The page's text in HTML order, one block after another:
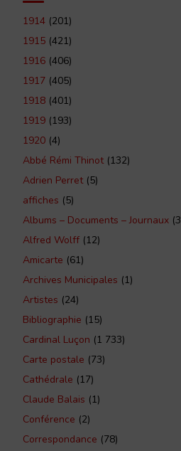
1914 (201)
1915 (421)
1916 (406)
1917 (405)
1918 (401)
1919 (193)
1920 (4)
Abbé Rémi Thinot(132)
Adrien Perret(5)
affiches (5)
Albums – Documents – Journaux
Alfred Wolff (12)
Amicarte (61)
Archives Municipales (1)
Artistes (24)
Bibliographie (15)
Cardinal Luçon (1 733)
Carte postale (73)
Cathédrale (17)
Claude Balais (1)
Conférence (2)
Correspondance (78)